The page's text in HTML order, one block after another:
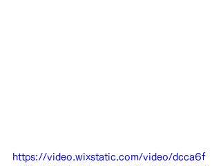
https://video.wixstatic.com/video/dcca6f